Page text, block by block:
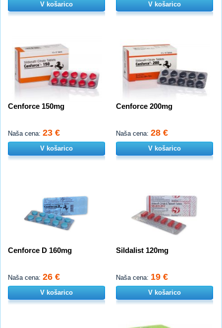
V košarico V košarico
Cenforce 150mg
Naša cena: 23 €
V košarico
Cenforce 200mg
Naša cena: 28 €
V košarico
Cenforce D 160mg
Naša cena: 26 €
V košarico
Sildalist 120mg
Naša cena: 19 €
V košarico